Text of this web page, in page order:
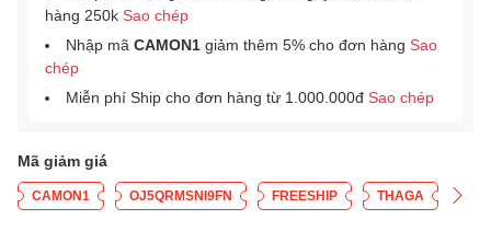
hàng 250k Sao chép
Nhập mã CAMON1 giảm thêm 5% cho đơn hàng Sao
chép
Miễn phí Ship cho đơn hàng từ 1.000.000đ Sao chép
Mã giảm giá
CAMON1 OJ5QRMSNI9FN FREESHIP THAGA